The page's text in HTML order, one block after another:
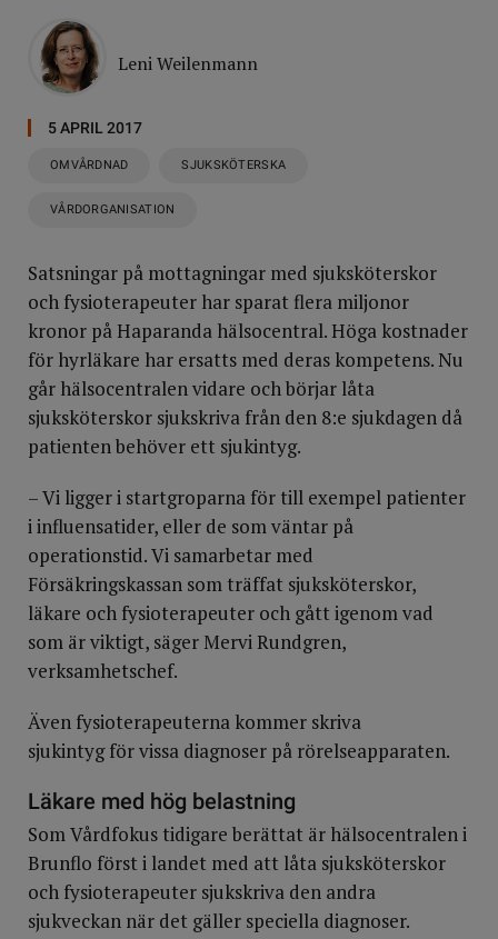
Leni Weilenmann
5 APRIL 2017
OMVÅRDNAD SJUKSKÖTERSKA
VÅRDORGANISATION
Satsningar på mottagningar med sjuksköterskor
och fysioterapeuter har sparat flera miljonor
kronor på Haparanda hälsocentral. Höga kostnader
för hyrläkare har ersatts med deras kompetens. Nu
går hälsocentralen vidare och börjar låta
sjuksköterskor sjukskriva från den 8:e sjukdagen då
patienten behöver ett sjukintyg.
– Vi ligger i startgroparna för till exempel patienter
i influensatider, eller de som väntar på
operationstid. Vi samarbetar med
Försäkringskassan som träffat sjuksköterskor,
läkare och fysioterapeuter och gått igenom vad
som är viktigt, säger Mervi Rundgren,
verksamhetschef.
Även fysioterapeuterna kommer skriva
sjukintyg för vissa diagnoser på rörelseapparaten.
Läkare med hög belastning
Som Vårdfokus tidigare berättat är hälsocentralen i
Brunflo först i landet med att låta sjuksköterskor
och fysioterapeuter sjukskriva den andra
sjukveckan när det gäller speciella diagnoser.